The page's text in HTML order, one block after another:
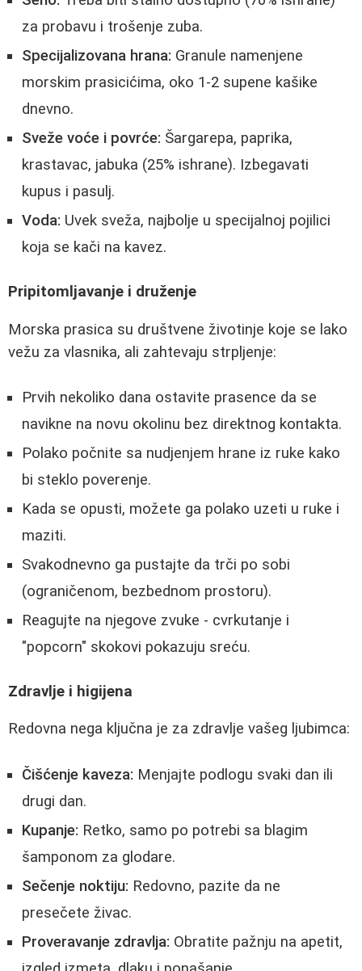
za probavu i trošenje zuba.
Specijalizovana hrana: Granule namenjene
morskim prasicićima, oko 1-2 supene kašike
dnevno.
Sveže voće i povrće: Šargarepa, paprika,
krastavac, jabuka (25% ishrane). Izbegavati
kupus i pasulj.
Voda: Uvek sveža, najbolje u specijalnoj pojilici
koja se kači na kavez.
Pripitomljavanje i druženje
Morska prasica su društvene životinje koje se lako
vežu za vlasnika, ali zahtevaju strpljenje:
Prvih nekoliko dana ostavite prasence da se
navikne na novu okolinu bez direktnog kontakta.
Polako počnite sa nudjenjem hrane iz ruke kako
bi steklo poverenje.
Kada se opusti, možete ga polako uzeti u ruke i
maziti.
Svakodnevno ga pustajte da trči po sobi
(ograničenom, bezbednom prostoru).
Reagujte na njegove zvuke - cvrkutanje i
"popcorn" skokovi pokazuju sreću.
Zdravlje i higijena
Redovna nega ključna je za zdravlje vašeg ljubimca:
Čišćenje kaveza: Menjajte podlogu svaki dan ili
drugi dan.
Kupanje: Retko, samo po potrebi sa blagim
šamponom za glodare.
Sečenje noktiju: Redovno, pazite da ne
presečete živac.
Proveravanje zdravlja: Obratite pažnju na apetit,